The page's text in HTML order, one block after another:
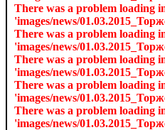
There was a problem loading
'images/news/
There was a problem loading
'images/news/
There was a problem loading
'images/news/
There was a problem loading
'images/news/
There was a problem loading
'images/news/